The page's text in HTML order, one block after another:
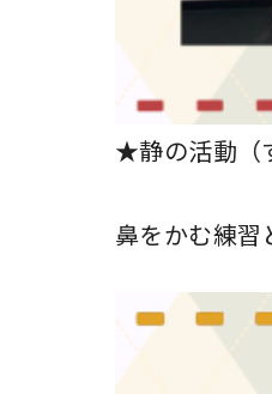
★静の活動（
鼻をかむ練習